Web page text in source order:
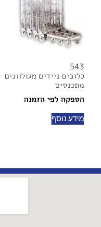
543
כלובים ניידים מגולוונים
מתכנסים
הספקה לפי הזמנה
מידע נוסף